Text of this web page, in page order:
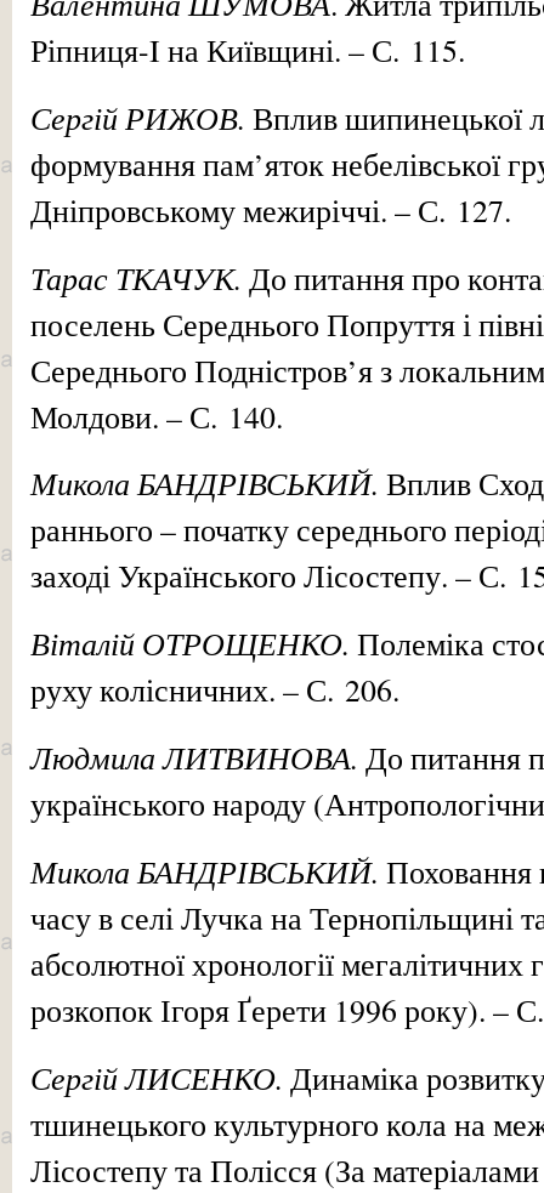
Ріпниця-I на Київщині. – С. 115.
Сергій РИЖОВ. Вплив шипинецької
формування пам’яток небелівської
Дніпровському межиріччі. – С. 127.
Тарас ТКАЧУК. До питання про
поселень Середнього Попруття і
Середнього Подністров’я з
Молдови. – С. 140.
Микола БАНДРІВСЬКИЙ. Вплив
раннього – початку середнього
заході Українського Лісостепу. – С.
Віталій ОТРОЩЕНКО. Полеміка
руху колісничних. – С. 206.
Людмила ЛИТВИНОВА. До питання
українського народу
Микола БАНДРІВСЬКИЙ. Поховання
часу в селі Лучка на Тернопільщині
абсолютної хронології
розкопок Ігоря Ґерети 1996 року). –
Сергій ЛИСЕНКО. Динаміка
тшинецького культурного кола на
Лісостепу та Полісся (За